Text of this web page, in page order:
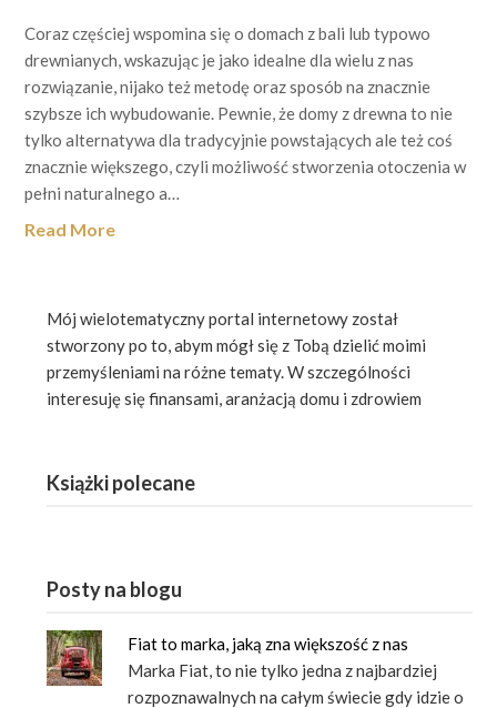
Coraz częściej wspomina się o domach z bali lub typowo
drewnianych, wskazując je jako idealne dla wielu z nas
rozwiązanie, nijako też metodę oraz sposób na znacznie
szybsze ich wybudowanie. Pewnie, że domy z drewna to nie
tylko alternatywa dla tradycyjnie powstających ale też coś
znacznie większego, czyli możliwość stworzenia otoczenia w
pełni naturalnego a…
Read More
Mój wielotematyczny portal internetowy został
stworzony po to, abym mógł się z Tobą dzielić moimi
przemyśleniami na różne tematy. W szczególności
interesuję się finansami, aranżacją domu i zdrowiem
Książki polecane
Posty na blogu
Fiat to marka, jaką zna większość z nas
Marka Fiat, to nie tylko jedna z najbardziej
rozpoznawalnych na całym świecie gdy idzie o